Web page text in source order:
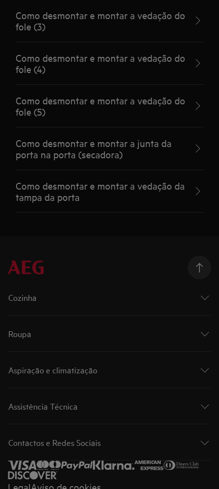
Como desmontar e montar a vedação do
fole (3)
Como desmontar e montar a vedação do
fole (4)
Como desmontar e montar a vedação do
fole (5)
Como desmontar e montar a junta da
porta na porta (secadora)
Como desmontar e montar a vedação da
tampa da porta
Cozinha
Roupa
Aspiração e climatização
Assistência Técnica
Contactos e Redes Sociais